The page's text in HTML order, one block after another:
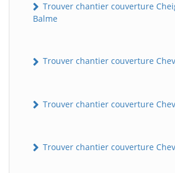
Trouver chantier couverture
Balme
Trouver chantier couverture
Trouver chantier couverture
Trouver chantier couverture